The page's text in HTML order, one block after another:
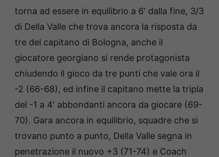
torna ad essere in equilibrio a 6′ dalla fine, 3/3
di Della Valle che trova ancora la risposta da
tre del capitano di Bologna, anche il
giocatore georgiano si rende protagonista
chiudendo il gioco da tre punti che vale ora il
-2 (66-68), ed infine il capitano mette la tripla
del -1 a 4′ abbondanti ancora da giocare (69-
70). Gara ancora in equilibrio, squadre che si
trovano punto a punto, Della Valle segna in
penetrazione il nuovo +3 (71-74) e Coach